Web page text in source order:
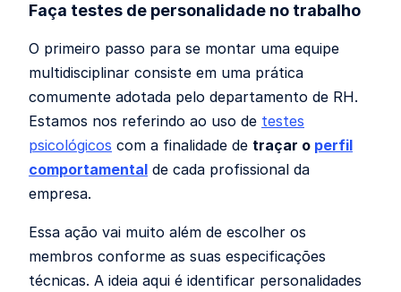
Faça testes de personalidade no trabalho
O primeiro passo para se montar uma equipe
multidisciplinar consiste em uma prática
comumente adotada pelo departamento de RH.
Estamos nos referindo ao uso de testes
psicológicos com a finalidade de traçar o perfil
comportamental de cada profissional da
empresa.
Essa ação vai muito além de escolher os
membros conforme as suas especificações
técnicas. A ideia aqui é identificar personalidades